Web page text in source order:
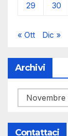
29 30
« Ott Dic »
Archivi
Archivi
Contattaci